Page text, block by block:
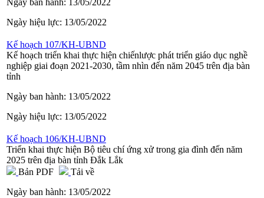
Ngày ban hành: 13/05/2022
Ngày hiệu lực: 13/05/2022
Kế hoạch 107/KH-UBND
Kế hoạch triển khai thực hiện chiếnlược phát triển giáo dục nghề
nghiệp giai đoạn 2021-2030, tầm nhìn đến năm 2045 trên địa bàn
tỉnh
Ngày ban hành: 13/05/2022
Ngày hiệu lực: 13/05/2022
Kế hoạch 106/KH-UBND
Triển khai thực hiện Bộ tiêu chí ứng xử trong gia đình đến năm
2025 trên địa bàn tỉnh Đắk Lắk
Bản PDF
Tải về
Ngày ban hành: 13/05/2022